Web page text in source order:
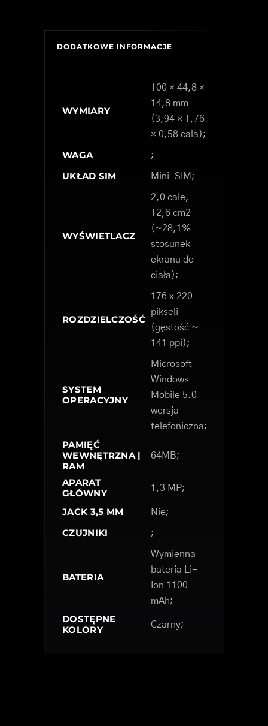
DODATKOWE INFORMACJE
WYMIARY
100 × 44,8 ×
14,8 mm
(3,94 × 1,76
× 0,58 cala);
WAGA ;
UKŁAD SIM Mini-SIM;
WYŚWIETLACZ
2,0 cale,
12,6 cm2
(~28,1%
stosunek
ekranu do
ciała);
ROZDZIELCZOŚĆ
176 x 220
pikseli
(gęstość ~
141 ppi);
SYSTEM
OPERACYJNY
Microsoft
Windows
Mobile 5.0
wersja
telefoniczna;
PAMIĘĆ
WEWNĘTRZNA |
RAM
64MB;
APARAT
GŁÓWNY
1,3 MP;
JACK 3,5 MM Nie;
CZUJNIKI ;
BATERIA
Wymienna
bateria Li-
Ion 1100
mAh;
DOSTĘPNE
KOLORY
Czarny;